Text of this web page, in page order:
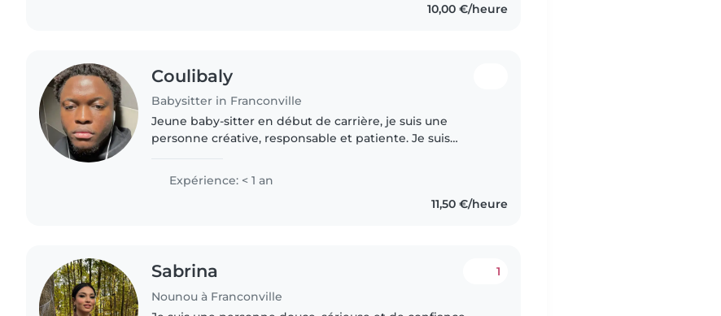
10,00 €/heure
Coulibaly
Babysitter in Franconville
Jeune baby-sitter en début de carrière, je suis une
personne créative, responsable et patiente. Je suis
/architecture d'intérieur...
Expérience: < 1 an
11,50 €/heure
Sabrina
Nounou à Franconville
1